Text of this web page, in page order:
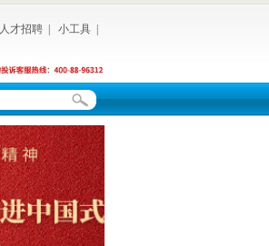
人才招聘 小工具